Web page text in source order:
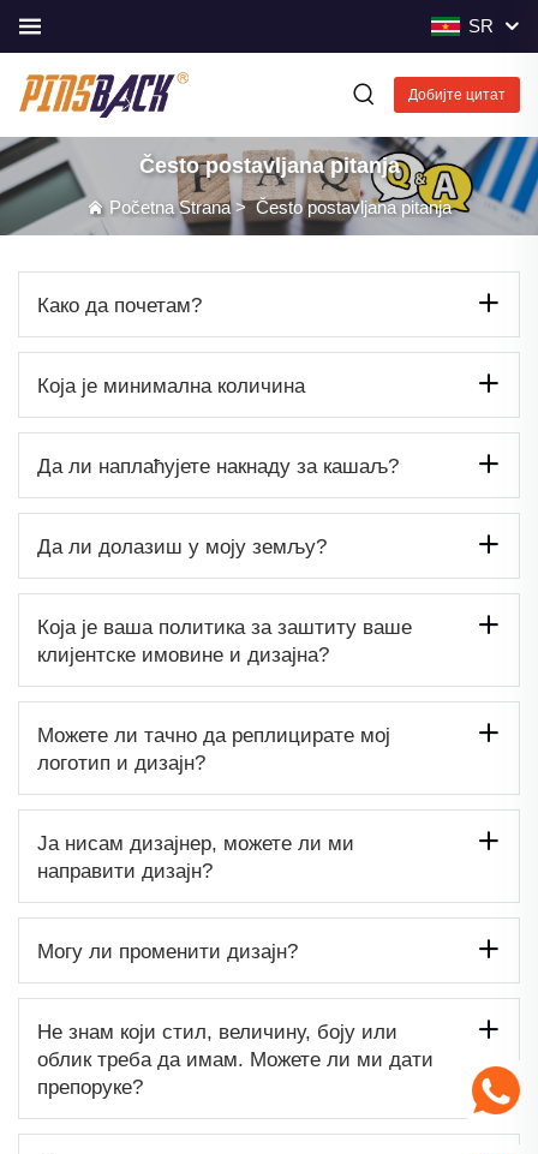
SR
Добијте цитат
Često postavljana pitanja
Početna Strana>Često postavljana pitanja
Како да почетам?
Која је минимална количина
Да ли наплаћујете накнаду за кашаљ?
Да ли долазиш у моју земљу?
Која је ваша политика за заштиту ваше
клијентске имовине и дизајна?
Можете ли тачно да реплицирате мој
логотип и дизајн?
Ја нисам дизајнер, можете ли ми
направити дизајн?
Могу ли променити дизајн?
Не знам који стил, величину, боју или
облик треба да имам. Можете ли ми дати
препоруке?